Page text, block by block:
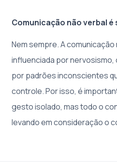
Comunicação não verbal
Nem sempre. A
influenciada por
por padrões inconscientes
controle. Por isso, é
gesto isolado, mas todo o
levando em consideração o